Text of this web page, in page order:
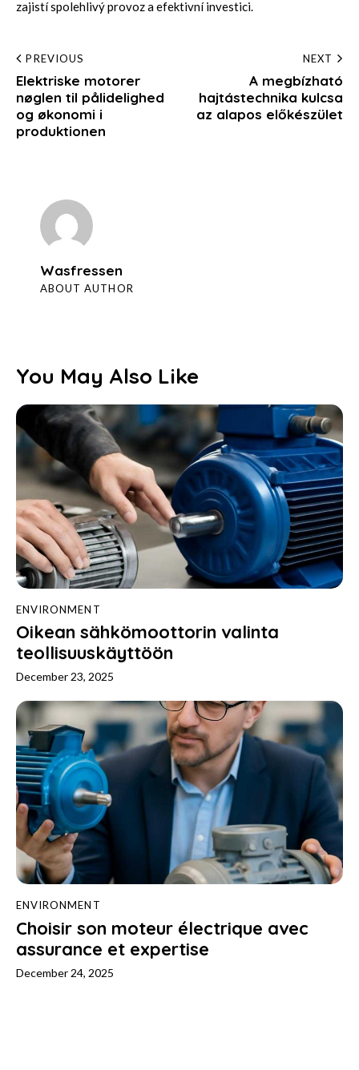
zajistí spolehlivý provoz a efektivní investici.
Post
navigation
PREVIOUS
Elektriske motorer
nøglen til pålidelighed
og økonomi i
produktionen
NEXT
A megbízható
hajtástechnika kulcsa
az alapos előkészület
Wasfressen
ABOUT AUTHOR
You May Also Like
ENVIRONMENT
Oikean sähkömoottorin valinta
teollisuuskäyttöön
December 23, 2025
ENVIRONMENT
Choisir son moteur électrique avec
assurance et expertise
December 24, 2025